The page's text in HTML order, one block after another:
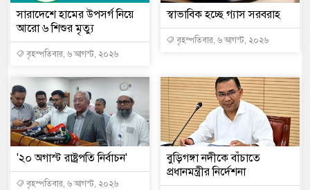
সারাদেশে হামের উপসর্গ নিয়ে
আরো ৬ শিশুর মৃত্যু
বৃহস্পতিবার, ৬ আগস্ট, ২০২৬
স্বাভাবিক হচ্ছে গ্যাস সরবরাহ
বৃহস্পতিবার, ৬ আগস্ট, ২০২৬
'২০ অগাস্ট রাষ্ট্রপতি নির্বাচন'
বৃহস্পতিবার, ৬ আগস্ট, ২০২৬
বুড়িগঙ্গা নদীকে বাঁচাতে
প্রধানমন্ত্রীর নির্দেশনা